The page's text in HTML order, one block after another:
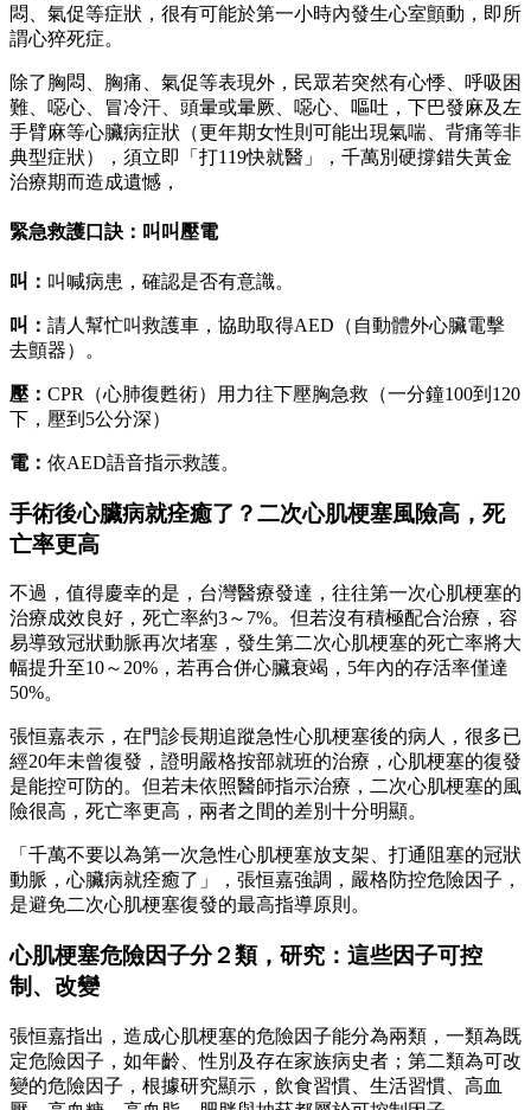
悶、氣促等症狀，很有可能於第一小時內發生心室顫動，即所
謂心猝死症。
除了胸悶、胸痛、氣促等表現外，民眾若突然有心悸、呼吸困
難、噁心、冒冷汗、頭暈或暈厥、噁心、嘔吐，下巴發麻及左
手臂麻等心臟病症狀（更年期女性則可能出現氣喘、背痛等非
典型症狀），須立即「打119快就醫」，千萬別硬撐錯失黃金
治療期而造成遺憾，
緊急救護口訣：叫叫壓電
叫： 叫喊病患，確認是否有意識。
叫： 請人幫忙叫救護車，協助取得AED（自動體外心臟電擊
去顫器）。
壓： CPR（心肺復甦術）用力往下壓胸急救（一分鐘100到120
下，壓到5公分深）
電： 依AED語音指示救護。
手術後心臟病就痊癒了？二次心肌梗塞風險高，死
亡率更高
不過，值得慶幸的是，台灣醫療發達，往往第一次心肌梗塞的
治療成效良好，死亡率約3～7%。但若沒有積極配合治療，容
易導致冠狀動脈再次堵塞，發生第二次心肌梗塞的死亡率將大
幅提升至10～20%，若再合併心臟衰竭，5年內的存活率僅達
50%。
張恒嘉表示，在門診長期追蹤急性心肌梗塞後的病人，很多已
經20年未曾復發，證明嚴格按部就班的治療，心肌梗塞的復發
是能控可防的。但若未依照醫師指示治療，二次心肌梗塞的風
險很高，死亡率更高，兩者之間的差別十分明顯。
「千萬不要以為第一次急性心肌梗塞放支架、打通阻塞的冠狀
動脈，心臟病就痊癒了」，張恒嘉強調，嚴格防控危險因子，
是避免二次心肌梗塞復發的最高指導原則。
心肌梗塞危險因子分２類，研究：這些因子可控
制、改變
張恒嘉指出，造成心肌梗塞的危險因子能分為兩類，一類為既
定危險因子，如年齡、性別及存在家族病史者；第二類為可改
變的危險因子，根據研究顯示，飲食習慣、生活習慣、高血